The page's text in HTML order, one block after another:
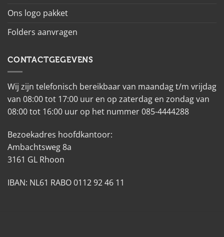
Ons logo pakket
Folders aanvragen
CONTACTGEGEVENS
Wij zijn telefonisch bereikbaar van maandag t/m vrijdag
van 08:00 tot 17:00 uur en op zaterdag en zondag van
08:00 tot 16:00 uur op het nummer 085-4444288
Bezoekadres hoofdkantoor:
Ambachtsweg 8a
3161 GL Rhoon
IBAN: NL61 RABO 0112 92 46 11